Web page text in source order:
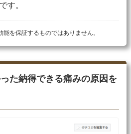
す。
を保証するものではありません。
た納得できる痛みの原因を